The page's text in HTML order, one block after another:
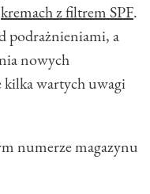
kremach z filtrem SPF.
podrażnieniami, a
nowych
kilka wartych uwagi
numerze magazynu